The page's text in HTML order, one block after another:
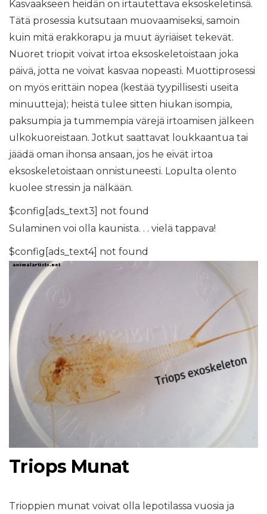
Kasvaakseen heidän on irtautettava eksoskeletinsä.
Tätä prosessia kutsutaan muovaamiseksi, samoin
kuin mitä erakkorapu ja muut äyriäiset tekevät.
Nuoret triopit voivat irtoa eksoskeletoistaan ​​joka
päivä, jotta ne voivat kasvaa nopeasti. Muottiprosessi
on myös erittäin nopea (kestää tyypillisesti useita
minuutteja); heistä tulee sitten hiukan isompia,
paksumpia ja tummempia värejä irtoamisen jälkeen
ulkokuoreistaan. Jotkut saattavat loukkaantua tai
jäädä oman ihonsa ansaan, jos he eivät irtoa
eksoskeletoistaan ​​onnistuneesti. Lopulta olento
kuolee stressin ja nälkään.
$config[ads_text3] not found
Sulaminen voi olla kaunista. . . vielä tappava!
$config[ads_text4] not found
Triops Munat
Trioppien munat voivat olla lepotilassa vuosia ja